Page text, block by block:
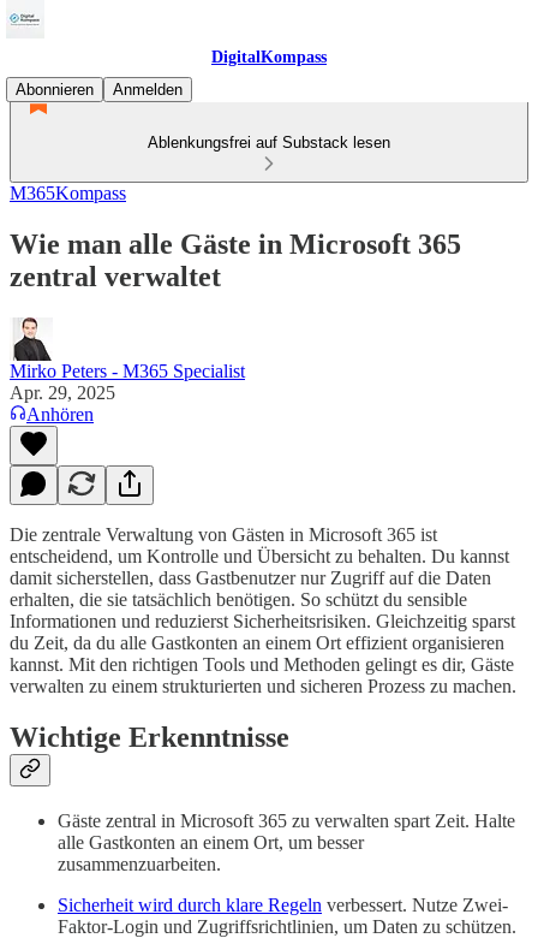
DigitalKompass
Abonnieren
Anmelden
Ablenkungsfrei auf Substack lesen
M365Kompass
Wie man alle Gäste in Microsoft 365
zentral verwaltet
Mirko Peters - M365 Specialist
Apr. 29, 2025
Anhören
Die zentrale Verwaltung von Gästen in Microsoft 365 ist
entscheidend, um Kontrolle und Übersicht zu behalten. Du kannst
damit sicherstellen, dass Gastbenutzer nur Zugriff auf die Daten
erhalten, die sie tatsächlich benötigen. So schützt du sensible
Informationen und reduzierst Sicherheitsrisiken. Gleichzeitig sparst
du Zeit, da du alle Gastkonten an einem Ort effizient organisieren
kannst. Mit den richtigen Tools und Methoden gelingt es dir, Gäste
verwalten zu einem strukturierten und sicheren Prozess zu machen.
Wichtige Erkenntnisse
Gäste zentral in Microsoft 365 zu verwalten spart Zeit. Halte
alle Gastkonten an einem Ort, um besser
zusammenzuarbeiten.
Sicherheit wird durch klare Regeln verbessert. Nutze Zwei-
Faktor-Login und Zugriffsrichtlinien, um Daten zu schützen.